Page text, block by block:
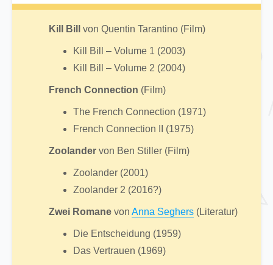
Kill Bill von Quentin Tarantino (Film)
Kill Bill – Volume 1 (2003)
Kill Bill – Volume 2 (2004)
French Connection (Film)
The French Connection (1971)
French Connection II (1975)
Zoolander von Ben Stiller (Film)
Zoolander (2001)
Zoolander 2 (2016?)
Zwei Romane von Anna Seghers (Literatur)
Die Entscheidung (1959)
Das Vertrauen (1969)